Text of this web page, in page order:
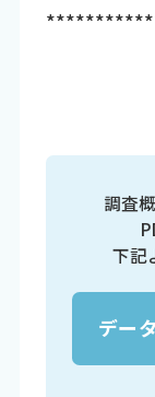
調査
下記
デー